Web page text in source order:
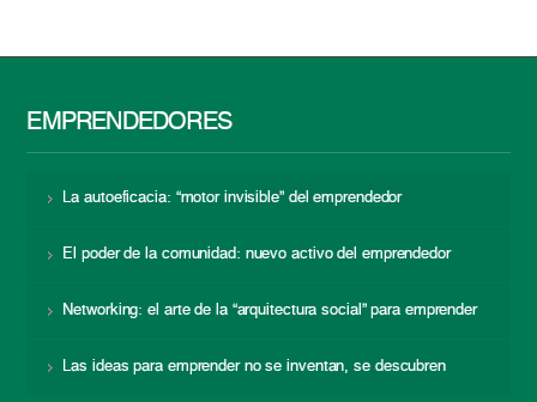
EMPRENDEDORES
La autoeficacia: “motor invisible” del emprendedor
El poder de la comunidad: nuevo activo del emprendedor
Networking: el arte de la “arquitectura social” para emprender
Las ideas para emprender no se inventan, se descubren